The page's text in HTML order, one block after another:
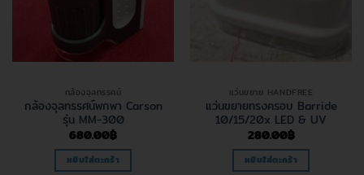
กล้องจุลทรรศน์
กล้องจุลทรรศน์พกพา Carson
รุ่น MM-300
680.00฿
หยิบใส่ตะกร้า
แว่นขยาย HANDFREE
แว่นขยายทรงครอบ Barride
10/15/20x LED & UV
280.00฿
หยิบใส่ตะกร้า